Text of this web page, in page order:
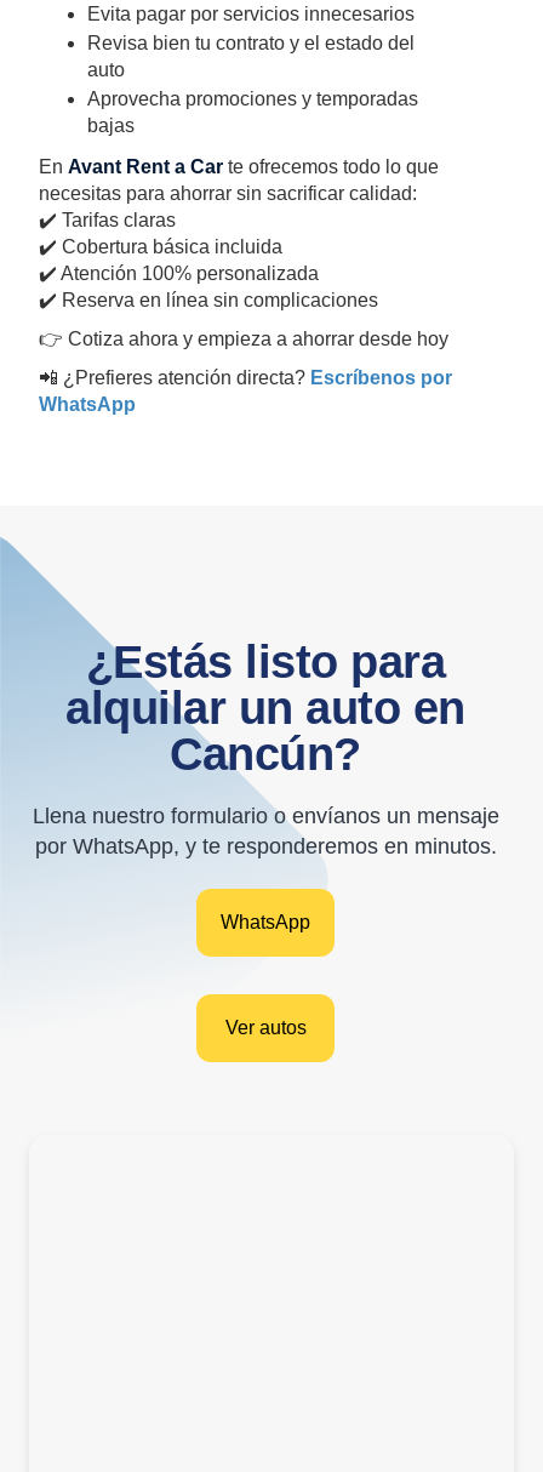
Evita pagar por servicios innecesarios
Revisa bien tu contrato y el estado del
auto
Aprovecha promociones y temporadas
bajas
EnAvant Rent a Car te ofrecemos todo lo que
necesitas para ahorrar sin sacrificar calidad:
✔️ Tarifas claras
✔️ Cobertura básica incluida
✔️ Atención 100% personalizada
✔️ Reserva en línea sin complicaciones
👉 Cotiza ahora y empieza a ahorrar desde hoy
📲 ¿Prefieres atención directa? Escríbenos por
WhatsApp
¿Estás listo para
alquilar un auto en
Cancún?
Llena nuestro formulario o envíanos un mensaje
por WhatsApp, y te responderemos en minutos.
WhatsApp
Ver autos